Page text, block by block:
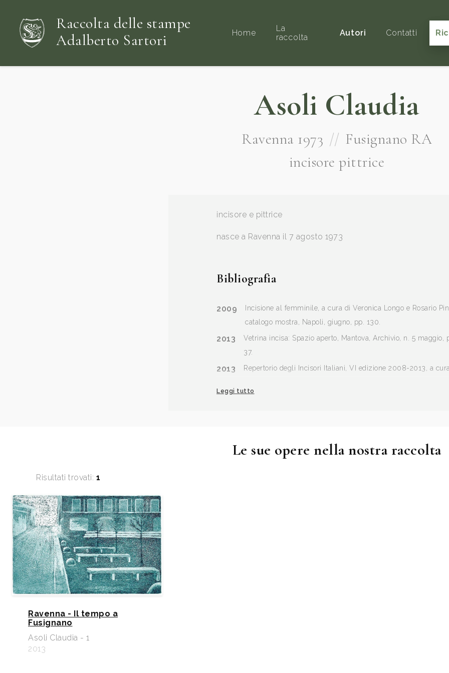
Raccolta delle stampe
Adalberto Sartori
Home
La
raccolta
Autori Contatti
Asoli Claudia
Ravenna 1973 // Fusignano RA
incisore pittrice
incisore e pittrice
nasce a Ravenna il 7 agosto 1973
Bibliografia
2009
Incisione al femminile, a cura di Veronica Longo e Rosario
catalogo mostra, Napoli, giugno, pp. 130.
2013
Vetrina incisa: Spazio aperto, Mantova, Archivio, n. 5 maggio,
37.
2013
Repertorio degli Incisori Italiani, VI edizione 2008-2013, a cura
Bagnacavallo, Edit Faenza, p. 5.
Leggi tutto
Le sue opere nella nostra raccolta
Risultati trovati: 1
Ravenna - Il tempo a
Fusignano
Asoli Claudia - 1
2013